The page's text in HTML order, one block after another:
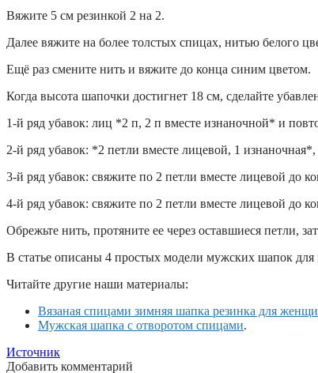
Вяжите 5 см резинкой 2 на 2.
Далее вяжите на более толстых спицах, нитью белого
Ещё раз смените нить и вяжите до конца синим цветом.
Когда высота шапочки достигнет 18 см, сделайте
1-й ряд убавок: лиц *2 п, 2 п вместе изнаночной* и
2-й ряд убавок: *2 петли вместе лицевой, 1
3-й ряд убавок: свяжите по 2 петли вместе лицевой до
4-й ряд убавок: свяжите по 2 петли вместе лицевой до
Обрежьте нить, протяните ее через оставшиеся петли,
В статье описаны 4 простых модели мужских шапок для
Читайте другие наши материалы:
Вязаная спицами зимняя шапка резинка для
Мужская шапка с отворотом спицами.
Источник
Добавить комментарий